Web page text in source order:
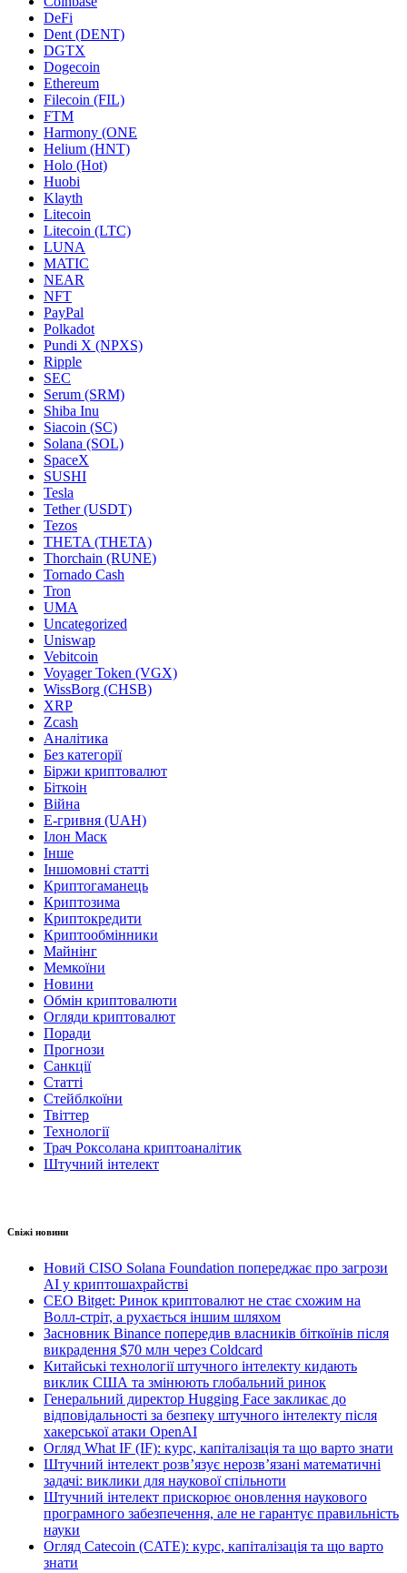
DeFi
Dent (DENT)
DGTX
Dogecoin
Ethereum
Filecoin (FIL)
FTM
Harmony (ONE
Helium (HNT)
Holo (Hot)
Huobi
Klayth
Litecoin
Litecoin (LTC)
LUNA
MATIC
NEAR
NFT
PayPal
Polkadot
Pundi X (NPXS)
Ripple
SEC
Serum (SRM)
Shiba Inu
Siacoin (SC)
Solana (SOL)
SpaceX
SUSHI
Tesla
Tether (USDT)
Tezos
THETA (THETA)
Thorchain (RUNE)
Tornado Cash
Tron
UMA
Uncategorized
Uniswap
Vebitcoin
Voyager Token (VGX)
WissBorg (CHSB)
XRP
Zcash
Аналітика
Без категорії
Біржи криптовалют
Біткоін
Війна
Е-гривня (UAH)
Ілон Маск
Інше
Іншомовні статті
Криптогаманець
Криптозима
Криптокредити
Криптообмінники
Майнінг
Мемкоїни
Новини
Обмін криптовалюти
Огляди криптовалют
Поради
Прогнози
Санкції
Статті
Стейблкоїни
Твіттер
Технології
Трач Роксолана криптоаналітик
Штучний інтелект
Свіжі новини
Новий CISO Solana Foundation попереджає про загрози
AI у криптошахрайстві
CEO Bitget: Ринок криптовалют не стає схожим на
Волл-стріт, а рухається іншим шляхом
Засновник Binance попередив власників біткоїнів після
викрадення $70 млн через Coldcard
Китайські технології штучного інтелекту кидають
виклик США та змінюють глобальний ринок
Генеральний директор Hugging Face закликає до
відповідальності за безпеку штучного інтелекту після
хакерської атаки OpenAI
Огляд What IF (IF): курс, капіталізація та що варто знати
Штучний інтелект розв’язує нерозв’язані математичні
задачі: виклики для наукової спільноти
Штучний інтелект прискорює оновлення наукового
програмного забезпечення, але не гарантує правильність
науки
Огляд Catecoin (CATE): курс, капіталізація та що варто
знати